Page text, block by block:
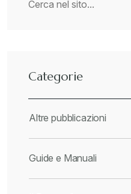
Categorie
Altre pubblicazioni
Guide e Manuali